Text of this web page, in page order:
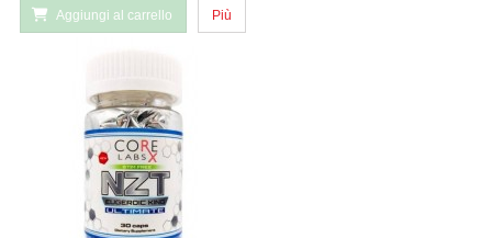
Aggiungi al carrello Più